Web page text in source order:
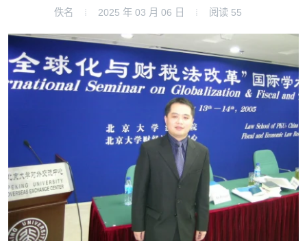
佚名 2025 年 03 月 06 日 阅读 55